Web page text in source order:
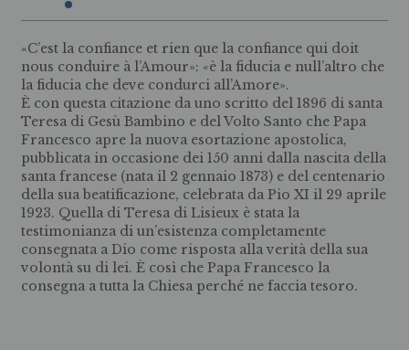
«C’est la confiance et rien que la confiance qui doit
nous conduire à l’Amour»: «è la fiducia e null’altro che
la fiducia che deve condurci all’Amore».
È con questa citazione da uno scritto del 1896 di santa
Teresa di Gesù Bambino e del Volto Santo che Papa
Francesco apre la nuova esortazione apostolica,
pubblicata in occasione dei 150 anni dalla nascita della
santa francese (nata il 2 gennaio 1873) e del centenario
della sua beatificazione, celebrata da Pio XI il 29 aprile
1923. Quella di Teresa di Lisieux è stata la
testimonianza di un’esistenza completamente
consegnata a Dio come risposta alla verità della sua
volontà su di lei. È così che Papa Francesco la
consegna a tutta la Chiesa perché ne faccia tesoro.